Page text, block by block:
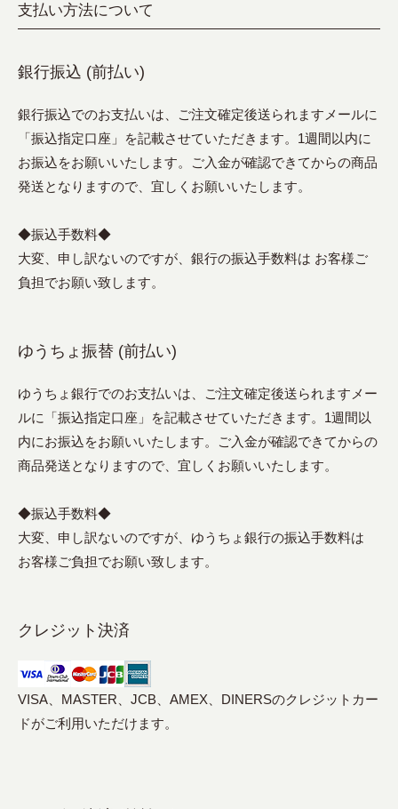
支払い方法について
銀行振込 (前払い)
銀行振込でのお支払いは、ご注文確定後送られますメールに
「振込指定口座」を記載させていただきます。1週間以内に
お振込をお願いいたします。ご入金が確認できてからの商品
発送となりますので、宜しくお願いいたします。
◆振込手数料◆
大変、申し訳ないのですが、銀行の振込手数料は お客様ご
負担でお願い致します。
ゆうちょ振替 (前払い)
ゆうちょ銀行でのお支払いは、ご注文確定後送られますメー
ルに「振込指定口座」を記載させていただきます。1週間以
内にお振込をお願いいたします。ご入金が確認できてからの
商品発送となりますので、宜しくお願いいたします。
◆振込手数料◆
大変、申し訳ないのですが、ゆうちょ銀行の振込手数料は
お客様ご負担でお願い致します。
クレジット決済
VISA、MASTER、JCB、AMEX、DINERSのクレジットカー
ドがご利用いただけます。